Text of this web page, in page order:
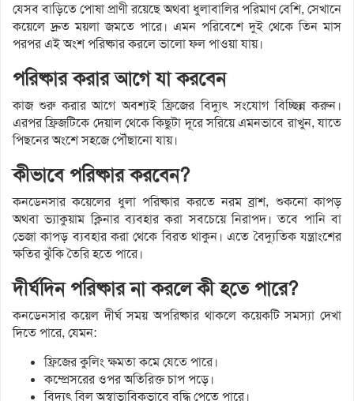
যেসব বাড়িতে পোষা প্রাণী রয়েছে অথবা ধুলাবালির পরিমাণ বেশি, সেখানে
কয়েলে দ্রুত ময়লা জমতে পারে। এমন পরিবেশে দুই থেকে তিন মাস
পরপর এই অংশ পরিষ্কার করলে ভালো ফল পাওয়া যায়।
পরিষ্কার করার আগে যা করবেন
কাজ শুরু করার আগে অবশ্যই ফ্রিজের বিদ্যুৎ সংযোগ বিচ্ছিন্ন করুন।
এরপর ফ্রিজটিকে দেয়াল থেকে কিছুটা দূরে সরিয়ে এমনভাবে রাখুন, যাতে
পিছনের অংশে সহজে পৌঁছানো যায়।
কীভাবে পরিষ্কার করবেন?
কনডেনসার কয়েলের ধুলা পরিষ্কার করতে নরম ব্রাশ, শুকনো কাপড়
অথবা ভ্যাকুয়াম ক্লিনার ব্যবহার করা সবচেয়ে নিরাপদ। তবে পানি বা
ভেজা কাপড় ব্যবহার করা থেকে বিরত থাকুন। এতে বৈদ্যুতিক যন্ত্রাংশের
ক্ষতির ঝুঁকি তৈরি হতে পারে।
দীর্ঘদিন পরিষ্কার না করলে কী হতে পারে?
কনডেনসার কয়েল দীর্ঘ সময় অপরিষ্কার থাকলে কয়েকটি সমস্যা দেখা
দিতে পারে, যেমন:
ফ্রিজের কুলিং ক্ষমতা কমে যেতে পারে।
কম্প্রেসরের ওপর অতিরিক্ত চাপ পড়ে।
বিদ্যুৎ বিল অস্বাভাবিকভাবে বৃদ্ধি পেতে পারে।